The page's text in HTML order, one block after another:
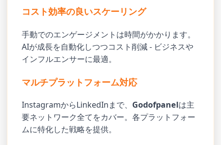
コスト効率の良いスケーリング
手動でのエンゲージメントは時間がかかります。
AIが成長を自動化しつつコスト削減 - ビジネスや
インフルエンサーに最適。
マルチプラットフォーム対応
InstagramからLinkedInまで、 Godofpanelは主
要ネットワーク全てをカバー。各プラットフォー
ムに特化した戦略を提供。